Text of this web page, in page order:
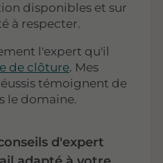
disponibles et sur
à respecter.
l'expert qu'il
de clôture. Mes
témoignent de
le domaine.
d'expert